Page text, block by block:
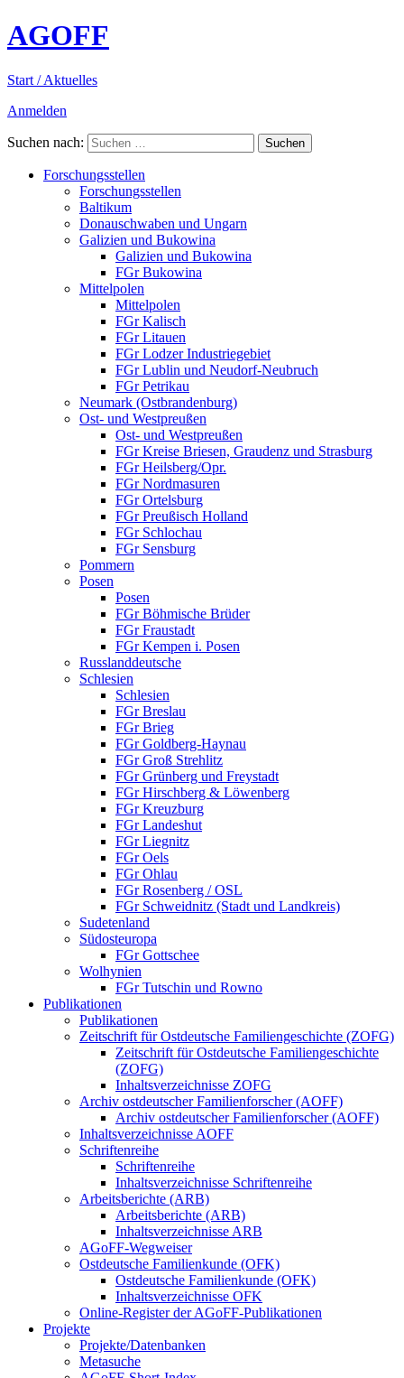
AGOFF
Start / Aktuelles
Anmelden
Suchen nach:
Forschungsstellen
Forschungsstellen
Baltikum
Donauschwaben und Ungarn
Galizien und Bukowina
Galizien und Bukowina
FGr Bukowina
Mittelpolen
Mittelpolen
FGr Kalisch
FGr Litauen
FGr Lodzer Industriegebiet
FGr Lublin und Neudorf-Neubruch
FGr Petrikau
Neumark (Ostbrandenburg)
Ost- und Westpreußen
Ost- und Westpreußen
FGr Kreise Briesen, Graudenz und Strasburg
FGr Heilsberg/Opr.
FGr Nordmasuren
FGr Ortelsburg
FGr Preußisch Holland
FGr Schlochau
FGr Sensburg
Pommern
Posen
Posen
FGr Böhmische Brüder
FGr Fraustadt
FGr Kempen i. Posen
Russlanddeutsche
Schlesien
Schlesien
FGr Breslau
FGr Brieg
FGr Goldberg-Haynau
FGr Groß Strehlitz
FGr Grünberg und Freystadt
FGr Hirschberg & Löwenberg
FGr Kreuzburg
FGr Landeshut
FGr Liegnitz
FGr Oels
FGr Ohlau
FGr Rosenberg / OSL
FGr Schweidnitz (Stadt und Landkreis)
Sudetenland
Südosteuropa
FGr Gottschee
Wolhynien
FGr Tutschin und Rowno
Publikationen
Publikationen
Zeitschrift für Ostdeutsche Familiengeschichte (ZOFG)
Zeitschrift für Ostdeutsche Familiengeschichte
(ZOFG)
Inhaltsverzeichnisse ZOFG
Archiv ostdeutscher Familienforscher (AOFF)
Archiv ostdeutscher Familienforscher (AOFF)
Inhaltsverzeichnisse AOFF
Schriftenreihe
Schriftenreihe
Inhaltsverzeichnisse Schriftenreihe
Arbeitsberichte (ARB)
Arbeitsberichte (ARB)
Inhaltsverzeichnisse ARB
AGoFF-Wegweiser
Ostdeutsche Familienkunde (OFK)
Ostdeutsche Familienkunde (OFK)
Inhaltsverzeichnisse OFK
Online-Register der AGoFF-Publikationen
Projekte
Projekte/Datenbanken
Metasuche